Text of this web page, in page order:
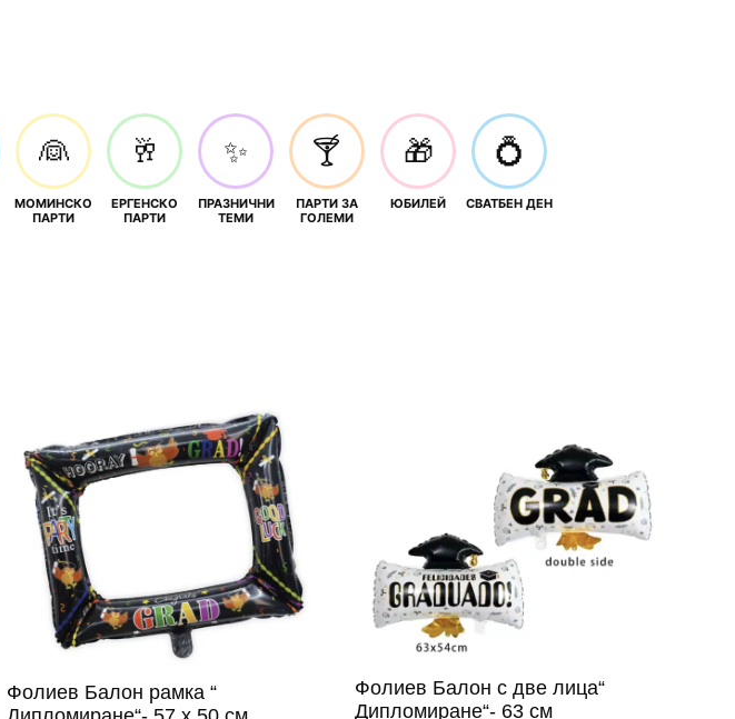
👰
МОМИНСКО
ПАРТИ
🥂
ЕРГЕНСКО
ПАРТИ
✨
ПРАЗНИЧНИ
ТЕМИ
🍸
ПАРТИ ЗА
ГОЛЕМИ
🎁
ЮБИЛЕЙ
💍
СВАТБЕН ДЕН
Фолиев Балон рамка “
Фолиев Балон с две лица“
Дипломиране“- 63 см